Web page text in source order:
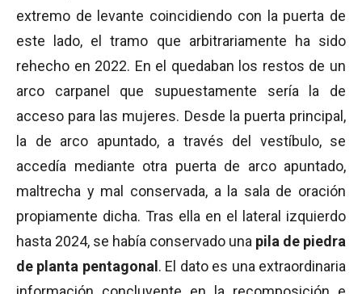
extremo de levante coincidiendo con la puerta de
este lado, el tramo que arbitrariamente ha sido
rehecho en 2022. En el quedaban los restos de un
arco carpanel que supuestamente sería la de
acceso para las mujeres. Desde la puerta principal,
la de arco apuntado, a través del vestíbulo, se
accedía mediante otra puerta de arco apuntado,
maltrecha y mal conservada, a la sala de oración
propiamente dicha. Tras ella en el lateral izquierdo
hasta 2024, se había conservado una pila de piedra
de planta pentagonal . El dato es una extraordinaria